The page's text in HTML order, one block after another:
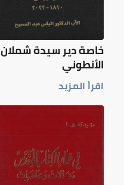
خاصة دير سيدة شملان
الأنطوني
اقرأ المزيد